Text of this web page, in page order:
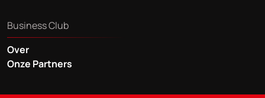
Business Club
Over
Onze Partners